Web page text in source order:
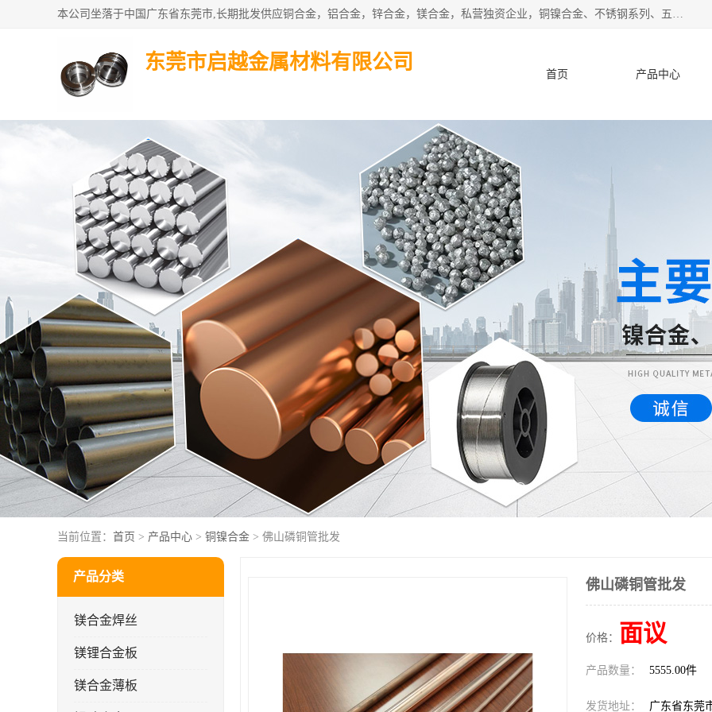
本公司坐落于中国广东省东莞市,长期批发供应铜合金，铝合金，锌合金，镁合金，私营独资企业，铜镍合金、不锈钢系列、五金冲压材料、进口金属材料、钨钢、高速钢、白钢刀、铝系列材料、铝镁合金、锰钢片等，启越是一家经国家相关部门批准注册的企业。公司以雄厚的实力、合理的厂家、优良的服务与多家企业建立了长期的合作关系。欢迎前来参观、考察、洽谈业务。 金属材料...,欢迎惠顾！
东莞市启越金属材料有限公司
首页 产品中心
当前位置： 首页 > 产品中心 > 铜镍合金 > 佛山磷铜管批发
产品分类
镁合金焊丝
镁锂合金板
镁合金薄板
佛山磷铜管批发
价格： 面议
产品数量： 5555.00件
发货地址： 广东省东莞